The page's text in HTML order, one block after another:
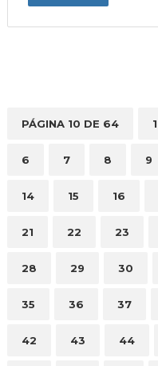
PÁGINA 10 DE 64 1
6 7 8 9
14 15 16
21 22 23
28 29 30
35 36 37
42 43 44